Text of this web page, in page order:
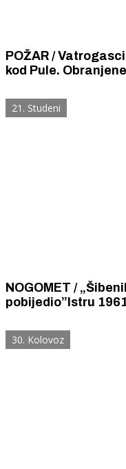
POŽAR /
kod Pule.
21. Studeni
NOGOMET /
pobijedio”Istru
30. Kolovoz